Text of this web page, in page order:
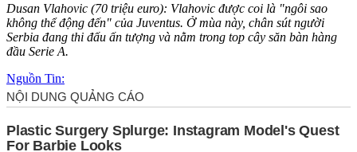
Dusan Vlahovic (70 triệu euro): Vlahovic được coi là "ngôi sao
không thể động đến" của Juventus. Ở mùa này, chân sút người
Serbia đang thi đấu ấn tượng và nằm trong top cây săn bàn hàng
đầu Serie A.
Nguồn Tin: